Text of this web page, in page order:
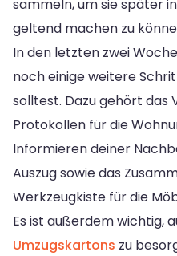
sammeln, um sie später
geltend machen zu
In den letzten zwei
noch einige weitere
solltest. Dazu gehört das
Protokollen für die
Informieren deiner
Auszug sowie das
Werkzeugkiste für die
Es ist außerdem wichtig,
Umzugskartons zu